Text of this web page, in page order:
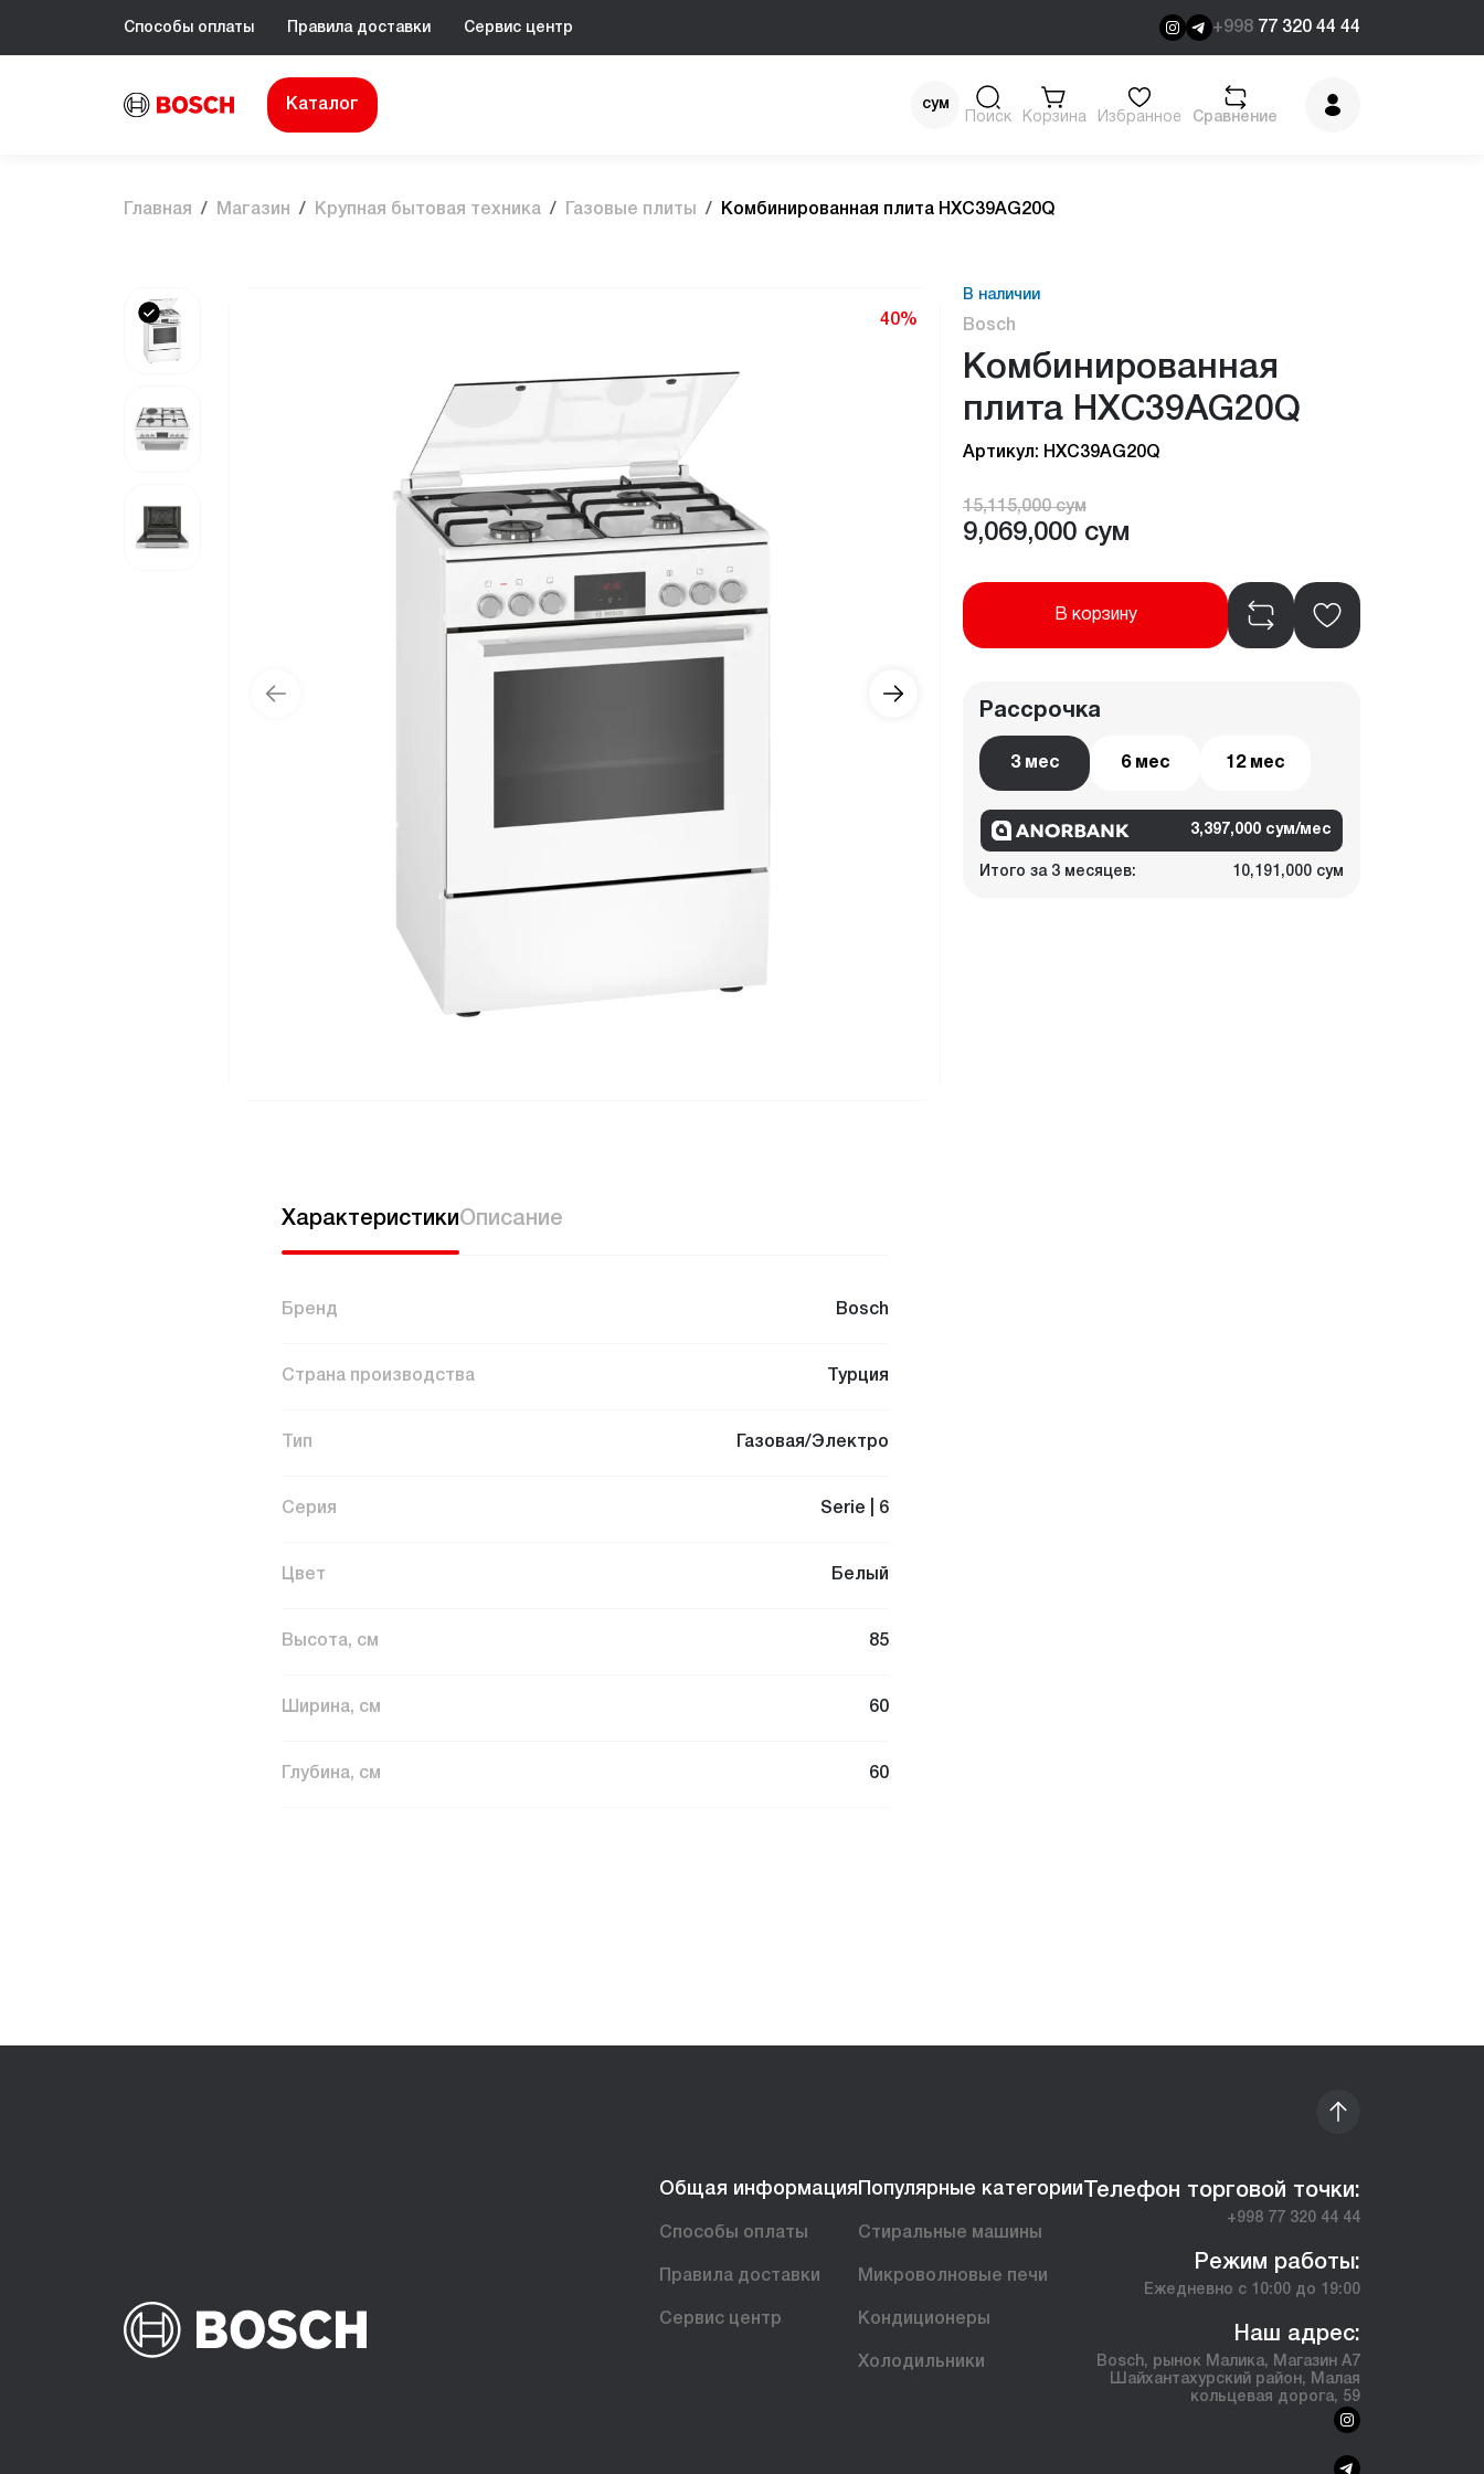
Способы оплаты Правила доставки Сервис центр +998 77 320 44 44
Каталог сум
Поиск Корзина Избранное Сравнение
Главная Магазин Крупная бытовая техника Газовые плиты Комбинированная плита HXC39AG20Q
40%
В наличии
Bosch
Комбинированная
плита HXC39AG20Q
Артикул: HXC39AG20Q
15,115,000 сум
9,069,000 сум
В корзину
Рассрочка
3 мес 6 мес 12 мес
3,397,000 сум/мес
Итого за 3 месяцев: 10,191,000 сум
ХарактеристикиОписание
Бренд Bosch
Страна производства Турция
Тип Газовая/Электро
Серия Serie | 6
Цвет Белый
Высота, см 85
Ширина, см 60
Глубина, см 60
Общая информация
Способы оплаты
Правила доставки
Сервис центр
Популярные категории
Стиральные машины
Микроволновые печи
Кондиционеры
Холодильники
Телефон торговой точки:
+998 77 320 44 44
Режим работы:
Ежедневно с 10:00 до 19:00
Наш адрес:
Bosch, рынок Малика, Магазин А7
Шайхантахурский район, Малая
кольцевая дорога, 59